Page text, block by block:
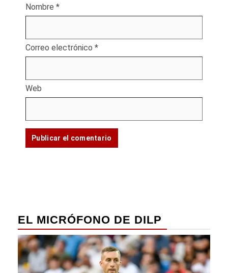
Nombre *
Correo electrónico *
Web
EL MICRÓFONO DE DILP